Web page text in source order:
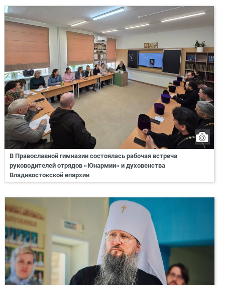
В Православной гимназии состоялась рабочая встреча
руководителей отрядов «Юнармии» и духовенства
Владивостокской епархии